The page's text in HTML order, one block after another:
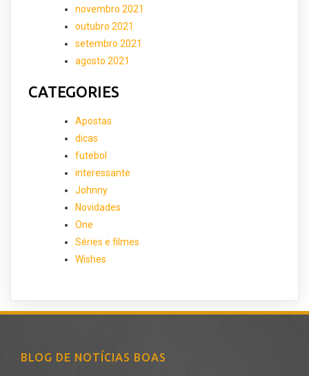
novembro 2021
outubro 2021
setembro 2021
agosto 2021
CATEGORIES
Apostas
dicas
futebol
interessante
Johnny
Novidades
One
Séries e filmes
Wishes
BLOG DE NOTÍCIAS BOAS